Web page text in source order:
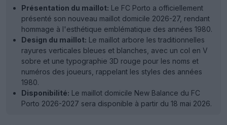
Présentation du maillot: Le FC Porto a officiellement
présenté son nouveau maillot domicile 2026-27, rendant
hommage à l'esthétique emblématique des années 1980.
Design du maillot: Le maillot arbore les traditionnelles
rayures verticales bleues et blanches, avec un col en V
sobre et une typographie 3D rouge pour les noms et
numéros des joueurs, rappelant les styles des années
1980.
Disponibilité: Le maillot domicile New Balance du FC
Porto 2026-2027 sera disponible à partir du 18 mai 2026.